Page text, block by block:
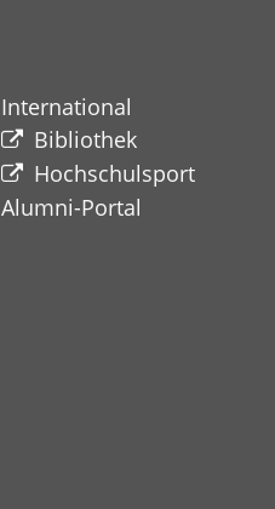
International
Bibliothek
Hochschulsport
Alumni-Portal​​​​​​​